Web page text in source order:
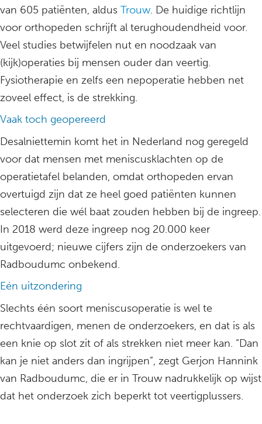
van 605 patiënten, aldus Trouw. De huidige richtlijn
voor orthopeden schrijft al terughoudendheid voor.
Veel studies betwijfelen nut en noodzaak van
(kijk)operaties bij mensen ouder dan veertig.
Fysiotherapie en zelfs een nepoperatie hebben net
zoveel effect, is de strekking.
Vaak toch geopereerd
Desalniettemin komt het in Nederland nog geregeld
voor dat mensen met meniscusklachten op de
operatietafel belanden, omdat orthopeden ervan
overtuigd zijn dat ze heel goed patiënten kunnen
selecteren die wél baat zouden hebben bij de ingreep.
In 2018 werd deze ingreep nog 20.000 keer
uitgevoerd; nieuwe cijfers zijn de onderzoekers van
Radboudumc onbekend.
Eén uitzondering
Slechts één soort meniscusoperatie is wel te
rechtvaardigen, menen de onderzoekers, en dat is als
een knie op slot zit of als strekken niet meer kan. “Dan
kan je niet anders dan ingrijpen”, zegt Gerjon Hannink
van Radboudumc, die er in Trouw nadrukkelijk op wijst
dat het onderzoek zich beperkt tot veertigplussers.